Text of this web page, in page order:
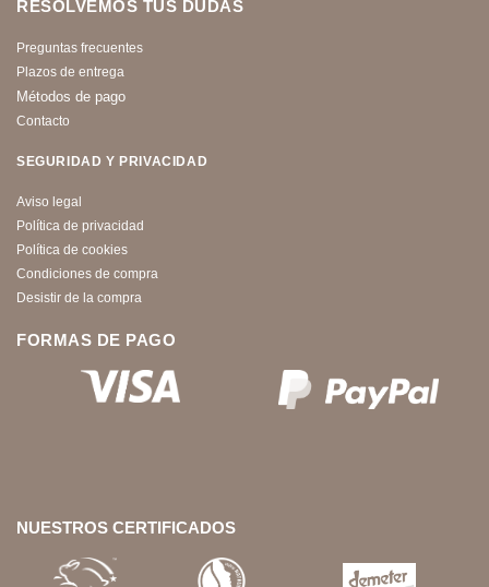
RESOLVEMOS TUS DUDAS
Preguntas frecuentes
Plazos de entrega
Métodos de pago
Contacto
SEGURIDAD Y PRIVACIDAD
Aviso legal
Política de privacidad
Política de cookies
Condiciones de compra
Desistir de la compra
FORMAS DE PAGO
NUESTROS CERTIFICADOS